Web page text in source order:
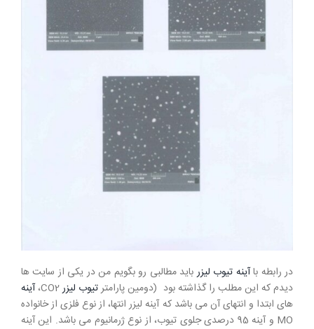
در رابطه باآینه تیوب لیزرباید مطالبی رو بگویم من در یکی از سایت ها
دیدم که این مطلب را گذاشته بود (دومین پارامترتیوب لیزرCO2،
آینه
های ابتدا و انتهای آن می باشد که آینه لیزر انتها، از نوع فلزی از خانواده
MO و آینه 95 درصدی جلوی تیوب، از نوع ژرمانیوم می باشد. این آینه